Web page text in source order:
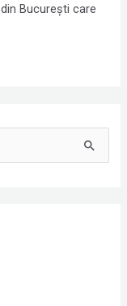
București care